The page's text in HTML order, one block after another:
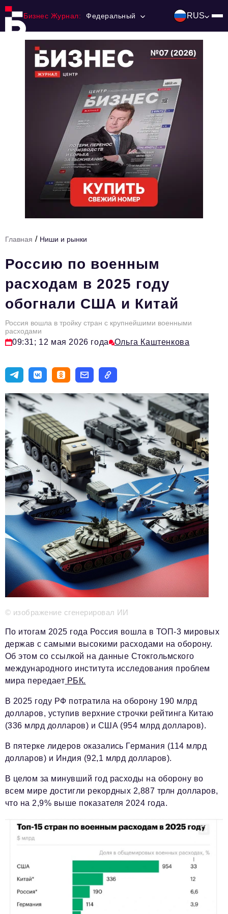
Бизнес Журнал: Федеральный RUS
Ниши и рынки
Технологии и тренды
HR
Персона номера
Юридический практикум
Стиль жизни
Туризм
ОПК
Эксперты
Авторские материалы
Видео
Телефон редакции: +7 495 727-01-67
Электронные почты редакции:
Информационный отдел
info@business-magazine.online
Отдел рекламы
reklama@business-magazine.online
Отдел распространения/редакционная подписка
podpiska@business-magazine.online
Отдел по работе с партнерами
partner@business-magazine.online
Главная / Ниши и рынки
Россию по военным
расходам в 2025 году
обогнали США и Китай
Россия вошла в тройку стран с крупнейшими военными
расходами
09:31; 12 мая 2026 года Ольга Каштенкова
© изображение сгенерировал ИИ
По итогам 2025 года Россия вошла в ТОП-3 мировых
держав с самыми высокими расходами на оборону.
Об этом со ссылкой на данные Стокгольмского
международного института исследования проблем
мира передает РБК.
В 2025 году РФ потратила на оборону 190 млрд
долларов, уступив верхние строчки рейтинга Китаю
(336 млрд долларов) и США (954 млрд долларов).
В пятерке лидеров оказались Германия (114 млрд
долларов) и Индия (92,1 млрд долларов).
В целом за минувший год расходы на оборону во
всем мире достигли рекордных 2,887 трлн долларов,
что на 2,9% выше показателя 2024 года.